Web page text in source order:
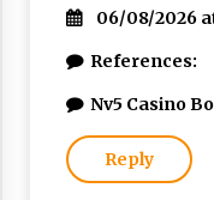
06/08/2026
References:
Nv5 Casino
Reply